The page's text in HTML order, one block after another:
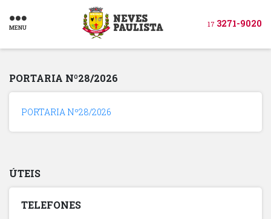
MENU 17 3271-9020
PORTARIA Nº28/2026
PORTARIA Nº28/2026
ÚTEIS
TELEFONES